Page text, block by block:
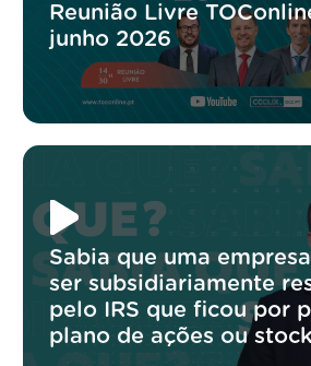
Reunião Livre
junho 2026
Sabia que uma
ser subsidiariamente
pelo IRS que ficou por
plano de ações ou